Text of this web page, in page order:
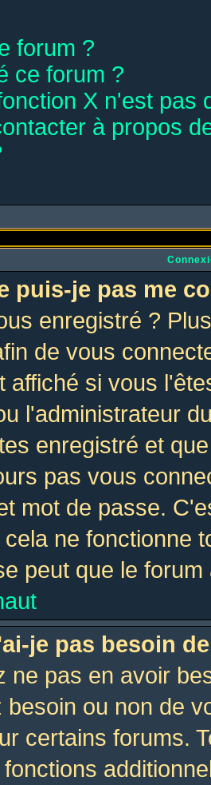
forum ?
ce forum ?
X n'est pas
à propos
puis-je pas me
enregistré ?
de vous
affiché si vous
l'administrateur
enregistré et
pas vous
mot de passe.
ne fonctionne
peut que le
je pas besoin
ne pas en avoir
besoin ou non de
certains forums.